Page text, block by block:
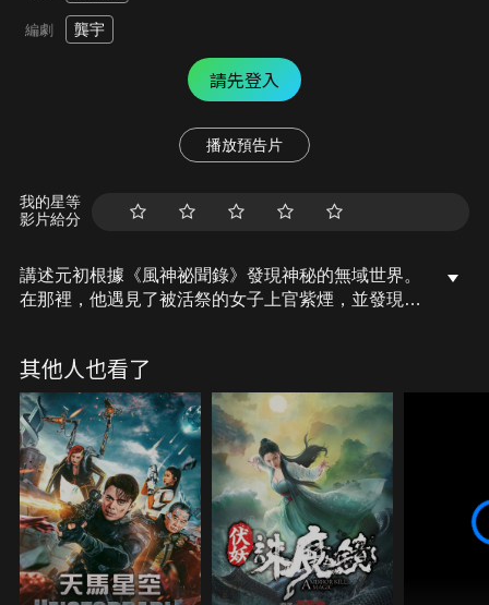
編劇 龔宇
請先登入
播放預告片
我的星等
影片給分
講述元初根據《風神祕聞錄》發現神秘的無域世界。
在那裡，他遇見了被活祭的女子上官紫煙，並發現她
量威脅世界。經過一番激烈的戰鬥，紫煙最終覺醒成
為新一任世界守護者，並賦予元初一塊三眼幻星石，
讓他以獵妖師身分重回大唐。
其他人也看了